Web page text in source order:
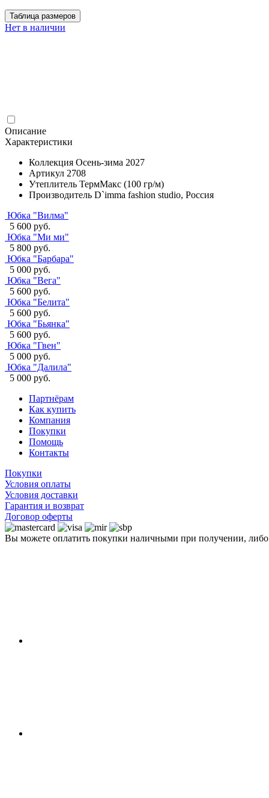
Таблица размеров
Нет в наличии
Описание
Характеристики
Коллекция Осень-зима 2027
Артикул 2708
Утеплитель ТермМакс (100 гр/м)
Производитель D`imma fashion studio, Россия
Юбка "Вилма"
5 600 руб.
Юбка "Ми ми"
5 800 руб.
Юбка "Барбара"
5 000 руб.
Юбка "Вега"
5 600 руб.
Юбка "Белита"
5 600 руб.
Юбка "Бьянка"
5 600 руб.
Юбка "Гвен"
5 000 руб.
Юбка "Далила"
5 000 руб.
Партнёрам
Как купить
Компания
Покупки
Помощь
Контакты
Покупки
Условия оплаты
Условия доставки
Гарантия и возврат
Договор оферты
Вы можете оплатить покупки наличными при получении,